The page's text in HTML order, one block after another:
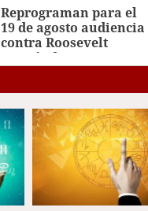
Reprograman para el
19 de agosto audiencia
contra Roosevelt
Hernández